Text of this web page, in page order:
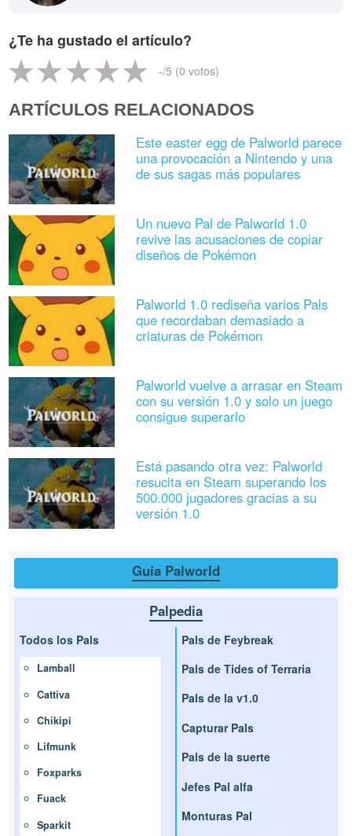
¿Te ha gustado el artículo?
-/5 (0 votos)
ARTÍCULOS RELACIONADOS
Este easter egg de Palworld parece
una provocación a Nintendo y una
de sus sagas más populares
Un nuevo Pal de Palworld 1.0
revive las acusaciones de copiar
diseños de Pokémon
Palworld 1.0 rediseña varios Pals
que recordaban demasiado a
criaturas de Pokémon
Palworld vuelve a arrasar en Steam
con su versión 1.0 y solo un juego
consigue superarlo
Está pasando otra vez: Palworld
resucita en Steam superando los
500.000 jugadores gracias a su
versión 1.0
Guía Palworld
Palpedia
Todos los Pals
Lamball
Cattiva
Chikipi
Lifmunk
Foxparks
Fuack
Sparkit
Pals de Feybreak
Pals de Tides of Terraria
Pals de la v1.0
Capturar Pals
Pals de la suerte
Jefes Pal alfa
Monturas Pal